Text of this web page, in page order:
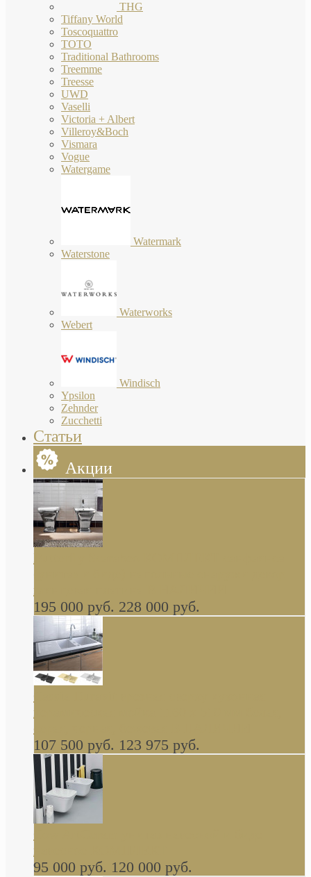
THG
Tiffany World
Toscoquattro
TOTO
Traditional Bathrooms
Treemme
Treesse
UWD
Vaselli
Victoria + Albert
Villeroy&Boch
Vismara
Vogue
Watergame
Watermark
Waterstone
Waterworks
Webert
Windisch
Ypsilon
Zehnder
Zucchetti
Статьи
Акции
Butterfly Scarabeo КОМПЛЕКТ санфаянса
глянцевая платина В НАЛИЧИИ
195 000 руб. 228 000 руб.
керамическая мойка 1160 x 510 мм белая,
серая, черная, бежевая В НАЛИЧИИ
107 500 руб. 123 975 руб.
навесное КОМПЛЕКТ
95 000 руб. 120 000 руб.